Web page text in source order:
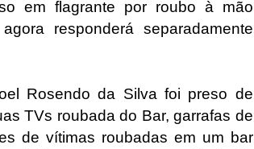
em flagrante por roubo à mão
responderá separadamente
Rosendo da Silva foi preso de
TVs roubada do Bar, garrafas de
de vítimas roubadas em um bar